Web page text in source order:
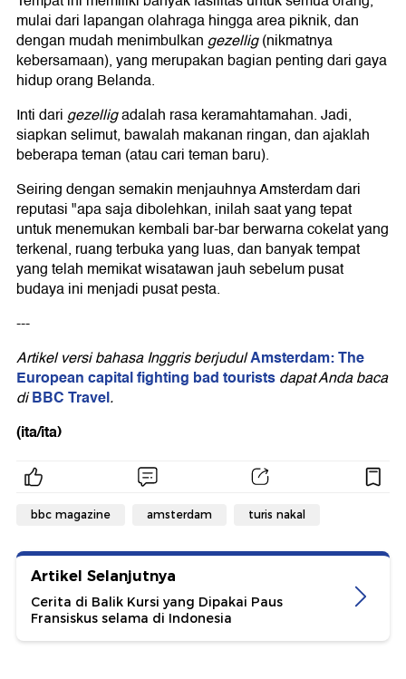
mulai dari lapangan olahraga hingga area piknik, dan
dengan mudah menimbulkangezellig(nikmatnya
kebersamaan), yang merupakan bagian penting dari gaya
hidup orang Belanda.
Inti darigezelligadalah rasa keramahtamahan. Jadi,
siapkan selimut, bawalah makanan ringan, dan ajaklah
beberapa teman (atau cari teman baru).
Seiring dengan semakin menjauhnya Amsterdam dari
reputasi "apa saja dibolehkan, inilah saat yang tepat
untuk menemukan kembali bar-bar berwarna cokelat yang
terkenal, ruang terbuka yang luas, dan banyak tempat
yang telah memikat wisatawan jauh sebelum pusat
budaya ini menjadi pusat pesta.
---
Artikel versi bahasa Inggris berjudulAmsterdam: The
European capital fighting bad touristsdapat Anda baca
diBBC Travel.
(ita/ita)
bbc magazine amsterdam turis nakal
Artikel Selanjutnya
Cerita di Balik Kursi yang Dipakai Paus
Fransiskus selama di Indonesia